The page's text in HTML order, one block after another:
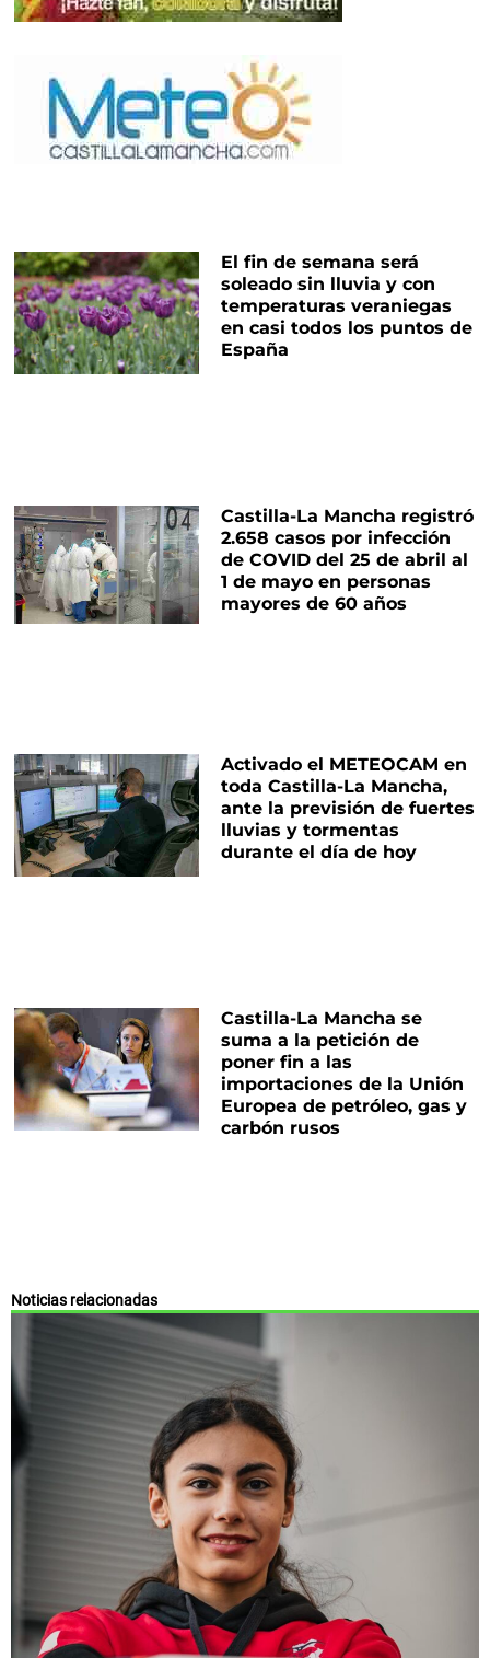
El fin de semana será
soleado sin lluvia y con
temperaturas veraniegas
en casi todos los puntos de
España
Castilla-La Mancha registró
2.658 casos por infección
de COVID del 25 de abril al
1 de mayo en personas
mayores de 60 años
Activado el METEOCAM en
toda Castilla-La Mancha,
ante la previsión de fuertes
lluvias y tormentas
durante el día de hoy
Castilla-La Mancha se
suma a la petición de
poner fin a las
importaciones de la Unión
Europea de petróleo, gas y
carbón rusos
Noticias relacionadas